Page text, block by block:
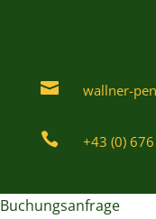
 wallner-
 +43 (0)
Buchungsanfrage